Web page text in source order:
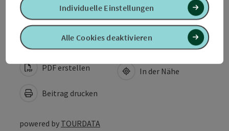
Barrierefreiheit
PDF erstellen
Beitrag drucken
In der Nähe
powered by TOURDATA
Alle Cookies deaktivieren
Individuelle Einstellungen